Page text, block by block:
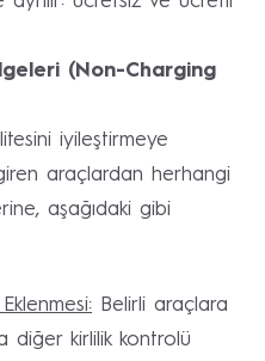
(Non-Charging
iyileştirmeye
araçlardan herhangi
aşağıdaki gibi
Belirli araçlara
diğer kirlilik kontrolü